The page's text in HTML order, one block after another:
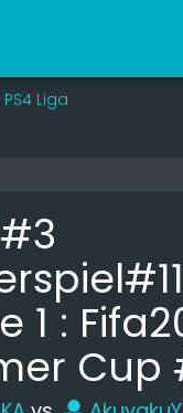
PS4 Liga
1 :
Cup